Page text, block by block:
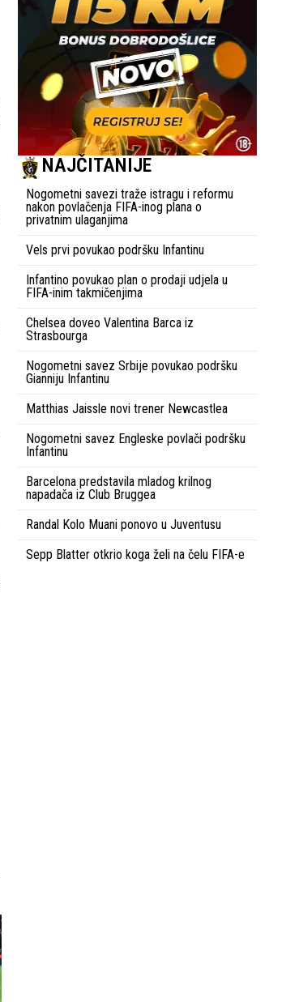
NAJČITANIJE
Nogometni savezi traže istragu i reformu
nakon povlačenja FIFA-inog plana o
privatnim ulaganjima
Vels prvi povukao podršku Infantinu
Infantino povukao plan o prodaji udjela u
FIFA-inim takmičenjima
Chelsea doveo Valentina Barca iz
Strasbourga
Nogometni savez Srbije povukao podršku
Gianniju Infantinu
Matthias Jaissle novi trener Newcastlea
Nogometni savez Engleske povlači podršku
Infantinu
Barcelona predstavila mladog krilnog
napadača iz Club Bruggea
Randal Kolo Muani ponovo u Juventusu
Sepp Blatter otkrio koga želi na čelu FIFA-e